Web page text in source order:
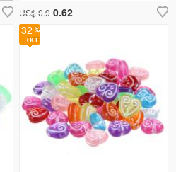
US$ 0.9 0.62
32